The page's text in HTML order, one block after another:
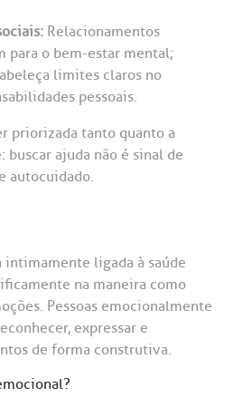
Relacionamentos
para o bem-estar mental;
limites claros no
pessoais.
priorizada tanto quanto a
buscar ajuda não é sinal de
autocuidado.
intimamente ligada à saúde
na maneira como
Pessoas emocionalmente
expressar e
de forma construtiva.